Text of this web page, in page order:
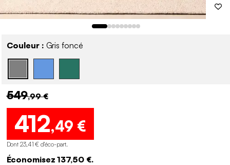
Couleur : Gris foncé
549,99 €
412,49 €
Dont 23,41 € d'éco-part.
Économisez 137,50 €.